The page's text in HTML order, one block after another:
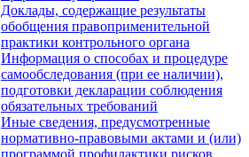
Доклады, содержащие результаты
обобщения правоприменительной
практики контрольного органа
Информация о способах и процедуре
самообследования (при ее наличии),
подготовки декларации соблюдения
обязательных требований
Иные сведения, предусмотренные
нормативно-правовыми актами и (или)
программой профилактики рисков